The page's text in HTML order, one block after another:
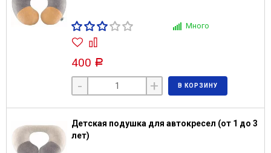
Много
400 Р
- + В КОРЗИНУ
Детская подушка для автокресел (от 1 до 3
лет)